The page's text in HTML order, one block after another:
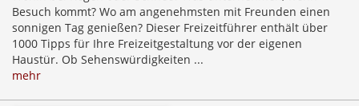
Besuch kommt? Wo am angenehmsten mit Freunden einen
sonnigen Tag genießen? Dieser Freizeitführer enthält über
1000 Tipps für Ihre Freizeitgestaltung vor der eigenen
Haustür. Ob Sehenswürdigkeiten ...
mehr